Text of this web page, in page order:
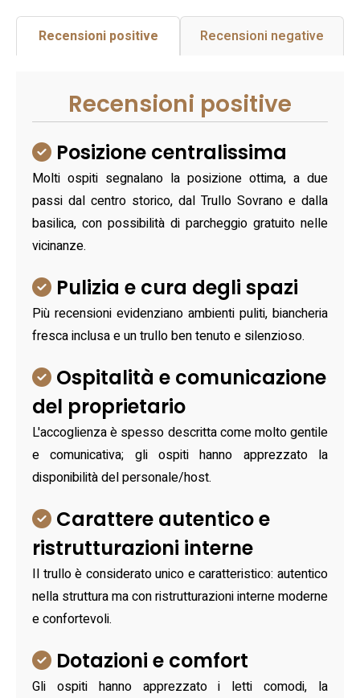
Recensioni positive Recensioni negative
Recensioni positive
Posizione centralissima
Molti ospiti segnalano la posizione ottima, a due
passi dal centro storico, dal Trullo Sovrano e dalla
basilica, con possibilità di parcheggio gratuito nelle
vicinanze.
Pulizia e cura degli spazi
Più recensioni evidenziano ambienti puliti, biancheria
fresca inclusa e un trullo ben tenuto e silenzioso.
Ospitalità e comunicazione
del proprietario
L'accoglienza è spesso descritta come molto gentile
e comunicativa; gli ospiti hanno apprezzato la
disponibilità del personale/host.
Carattere autentico e
ristrutturazioni interne
Il trullo è considerato unico e caratteristico: autentico
nella struttura ma con ristrutturazioni interne moderne
e confortevoli.
Dotazioni e comfort
Gli ospiti hanno apprezzato i letti comodi, la